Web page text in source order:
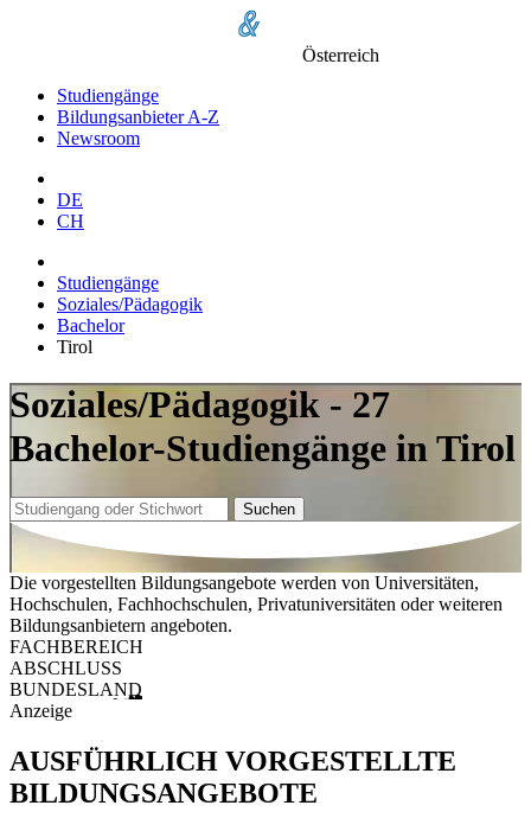
Österreich
Studiengänge
Bildungsanbieter A-Z
Newsroom
DE
CH
Studiengänge
Soziales/Pädagogik
Bachelor
Tirol
Soziales/Pädagogik - 27
Bachelor-Studiengänge in Tirol
Suchen
Die vorgestellten Bildungsangebote werden von Universitäten,
Hochschulen, Fachhochschulen, Privatuniversitäten oder weiteren
Bildungsanbietern angeboten.
FACHBEREICH
ABSCHLUSS
BUNDESLAND
Anzeige
AUSFÜHRLICH VORGESTELLTE
BILDUNGSANGEBOTE